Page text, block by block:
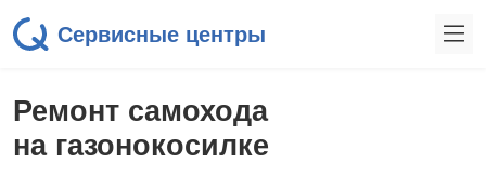
Сервисные центры
Ремонт самохода
на газонокосилке